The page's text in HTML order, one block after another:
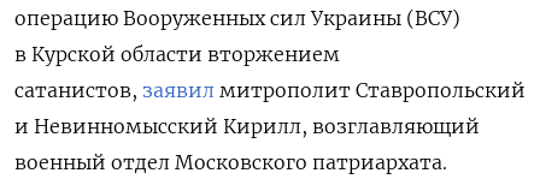
операцию Вооруженных сил Украины (ВСУ)
в Курской области вторжением
сатанистов, заявил митрополит Ставропольский
и Невинномысский Кирилл, возглавляющий
военный отдел Московского патриархата.